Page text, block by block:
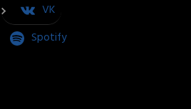
VK
Spotify